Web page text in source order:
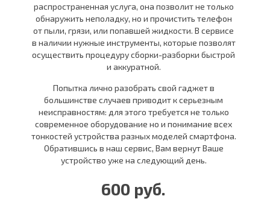
распространенная услуга, она позволит не только
обнаружить неполадку, но и прочистить телефон
от пыли, грязи, или попавшей жидкости. В сервисе
в наличии нужные инструменты, которые позволят
осуществить процедуру сборки-разборки быстрой
и аккуратной.
Попытка лично разобрать свой гаджет в
большинстве случаев приводит к серьезным
неисправностям: для этого требуется не только
современное оборудование но и понимание всех
тонкостей устройства разных моделей смартфона.
Обратившись в наш сервис, Вам вернут Ваше
устройство уже на следующий день.
600 руб.